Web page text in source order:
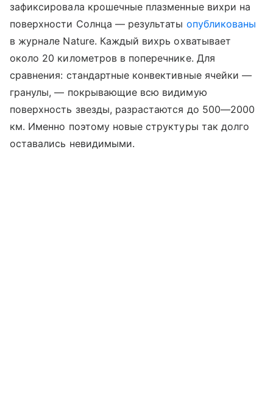
зафиксировала крошечные плазменные вихри на
поверхности Солнца — результаты опубликованы
в журнале Nature. Каждый вихрь охватывает
около 20 километров в поперечнике. Для
сравнения: стандартные конвективные ячейки —
гранулы, — покрывающие всю видимую
поверхность звезды, разрастаются до 500—2000
км. Именно поэтому новые структуры так долго
оставались невидимыми.